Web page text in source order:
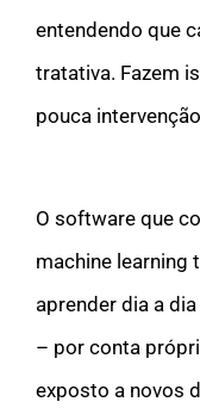
entendendo que
tratativa. Fazem
pouca
O software que
machine learning
aprender dia a
– por conta
exposto a novos